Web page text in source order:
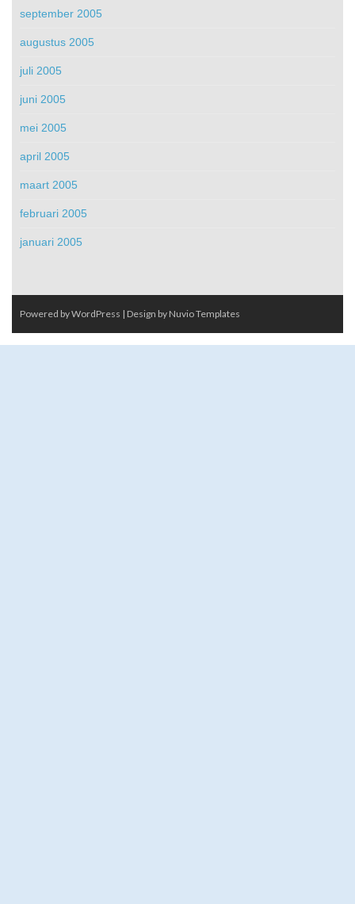
september 2005
augustus 2005
juli 2005
juni 2005
mei 2005
april 2005
maart 2005
februari 2005
januari 2005
Powered by WordPress | Design by Nuvio Templates